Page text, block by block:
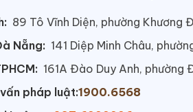
89 Tô Vĩnh Diện, phường Khương
Nẵng: 141 Diệp Minh Châu,
161A Đào Duy Anh, phường
pháp luật:1900.6568